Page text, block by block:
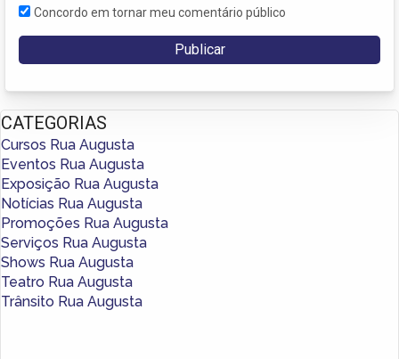
Concordo em tornar meu comentário público
CATEGORIAS
Cursos Rua Augusta
Eventos Rua Augusta
Exposição Rua Augusta
Notícias Rua Augusta
Promoções Rua Augusta
Serviços Rua Augusta
Shows Rua Augusta
Teatro Rua Augusta
Trânsito Rua Augusta